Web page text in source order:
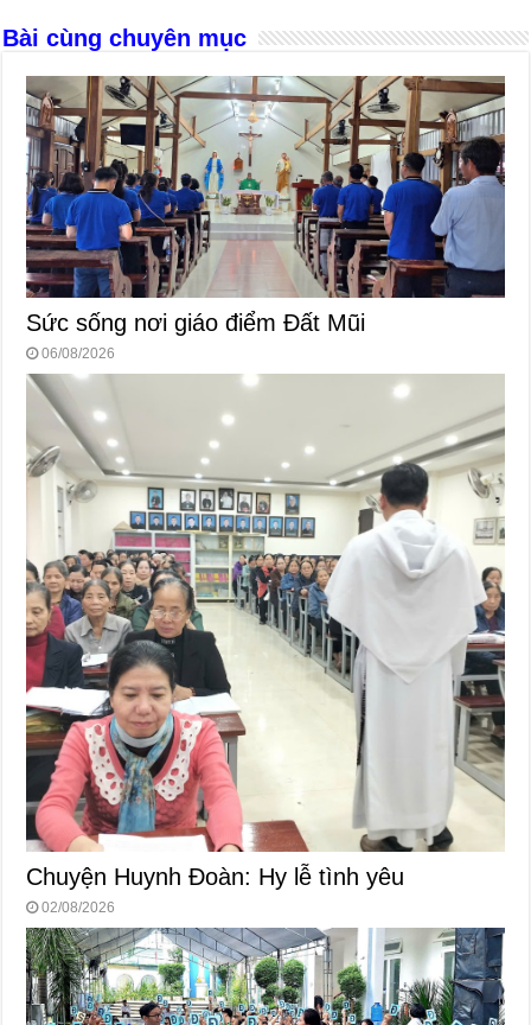
Bài cùng chuyên mục
Sức sống nơi giáo điểm Đất Mũi
06/08/2026
Chuyện Huynh Đoàn: Hy lễ tình yêu
02/08/2026